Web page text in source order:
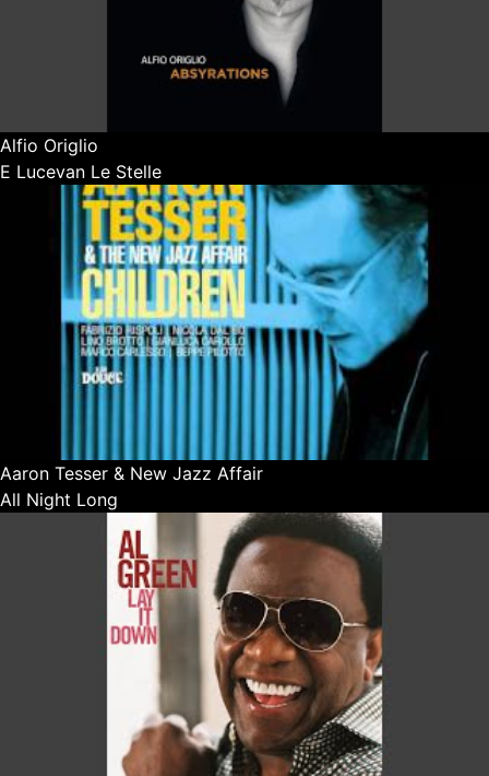
Alfio Origlio
E Lucevan Le Stelle
Aaron Tesser & New Jazz Affair
All Night Long